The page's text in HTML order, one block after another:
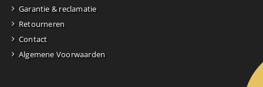
Garantie & reclamatie
Retourneren
Contact
Algemene Voorwaarden